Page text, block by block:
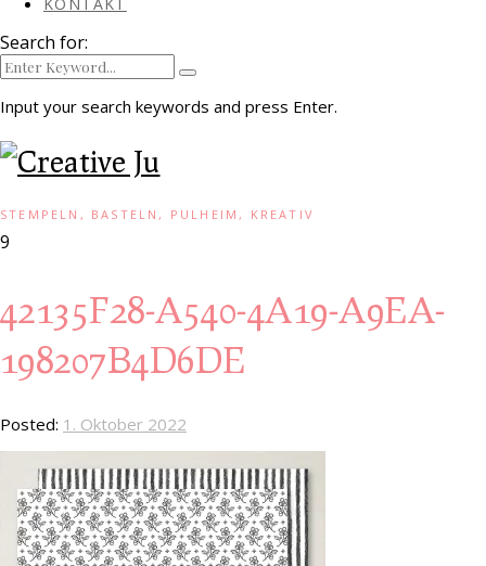
Search for:
Input your search keywords and press Enter.
STEMPELN, BASTELN, PULHEIM, KREATIV
9
42135F28-A540-4A19-A9EA-
198207B4D6DE
Posted: 1. Oktober 2022